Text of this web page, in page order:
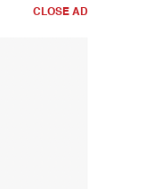
CLOSE AD